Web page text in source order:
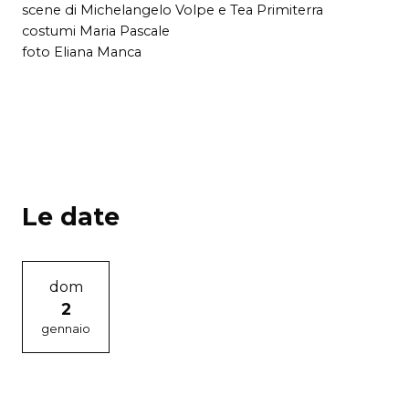
scene di Michelangelo Volpe e Tea Primiterra
costumi Maria Pascale
foto Eliana Manca
Le date
dom
2
gennaio